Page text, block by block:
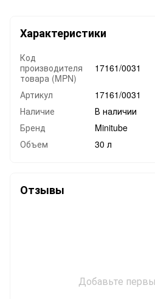
Характеристики
Код
производителя
товара (MPN)
17161/0031
Артикул
17161/0031
Наличие
В наличии
Бренд
Minitube
Объем
30 л
Отзывы
Добавьте